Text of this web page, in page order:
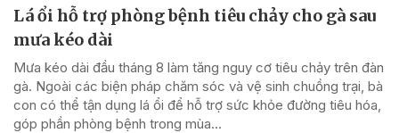
Lá ổi hỗ trợ phòng bệnh tiêu chảy cho gà sau
mưa kéo dài
Mưa kéo dài đầu tháng 8 làm tăng nguy cơ tiêu chảy trên đàn
gà. Ngoài các biện pháp chăm sóc và vệ sinh chuồng trại, bà
con có thể tận dụng lá ổi để hỗ trợ sức khỏe đường tiêu hóa,
góp phần phòng bệnh trong mùa...